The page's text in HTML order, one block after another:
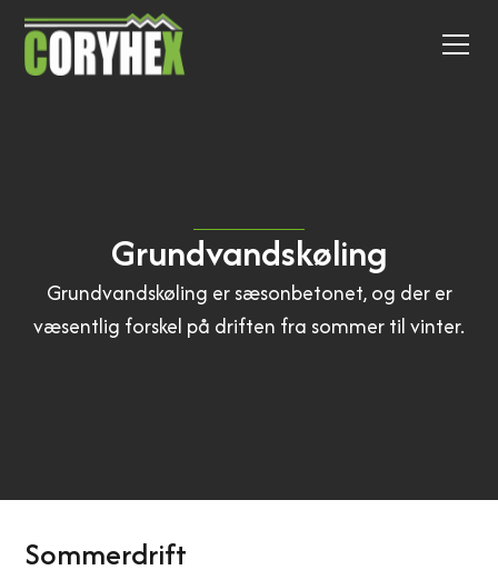
Grundvandskøling
Grundvandskøling er sæsonbetonet, og der er
væsentlig forskel på driften fra sommer til vinter.
Sommerdrift